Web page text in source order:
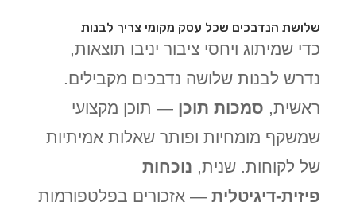
שלושת הנדבכים שכל עסק מקומי צריך לבנות
כדי שמיתוג ויחסי ציבור יניבו תוצאות,
נדרש לבנות שלושה נדבכים מקבילים.
ראשית, סמכות תוכן — תוכן מקצועי
שמשקף מומחיות ופותר שאלות אמיתיות
של לקוחות. שנית, נוכחות
פיזית-דיגיטלית — אזכורים בפלטפורמות